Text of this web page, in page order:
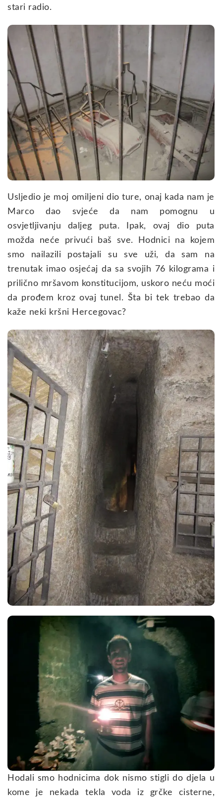
stari radio.
Usljedio je moj omiljeni dio ture, onaj kada nam je
Marco dao svjeće da nam pomognu u
osvjetljivanju daljeg puta. Ipak, ovaj dio puta
možda neće privući baš sve. Hodnici na kojem
smo nailazili postajali su sve uži, da sam na
trenutak imao osjećaj da sa svojih 76 kilograma i
prilično mršavom konstitucijom, uskoro neću moći
da prođem kroz ovaj tunel. Šta bi tek trebao da
kaže neki kršni Hercegovac?
Hodali smo hodnicima dok nismo stigli do djela u
kome je nekada tekla voda iz grčke cisterne,